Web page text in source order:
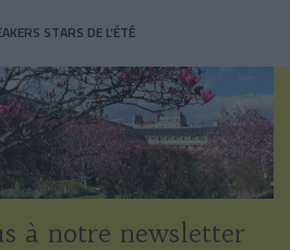
STARS DE L’ÉTÉ
à notre newsletter